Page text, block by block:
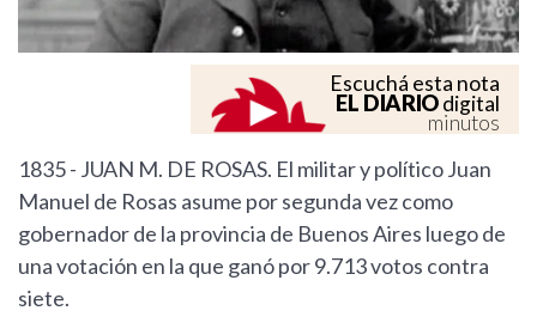
Escuchá esta nota
EL DIARIOdigital
minutos
1835 - JUAN M. DE ROSAS. El militar y político Juan
Manuel de Rosas asume por segunda vez como
gobernador de la provincia de Buenos Aires luego de
una votación en la que ganó por 9.713 votos contra
siete.